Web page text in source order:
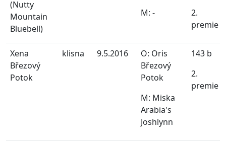
(Nutty
Mountain
Bluebell)
M: -
2.
premie
Xena
Březový
Potok
klisna 9.5.2016
O: Oris
Březový
Potok
M: Miska
Arabia's
Joshlynn
143 b
2.
premie